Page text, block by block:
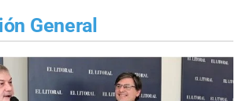
General